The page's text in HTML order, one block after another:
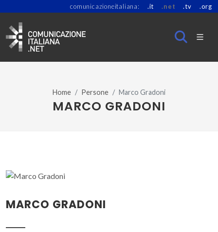
comunicazioneitaliana: .it .net .tv .org
Home Persone Marco Gradoni
MARCO GRADONI
MARCO GRADONI